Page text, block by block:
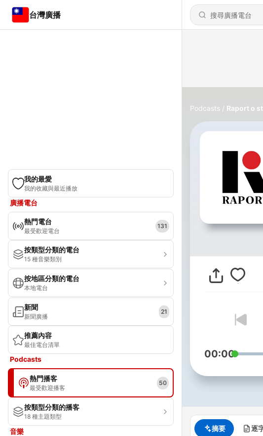
台灣廣播
我的最愛
我的收藏與最近播放
廣播電台
熱門電台
最受歡迎電台
131
按類型分類的電台
15 種音樂類別
按地區分類的電台
本地電台
新聞
新聞廣播
21
推薦內容
最佳電台清單
Podcasts
熱門播客
最受歡迎播客
50
按類型分類的播客
18 種主題類型
音樂
Podcasts Raport o
00:00
摘要 逐